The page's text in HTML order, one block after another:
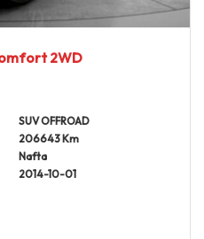
2WD
SUV OFFROAD
206643 Km
Nafta
2014-10-01